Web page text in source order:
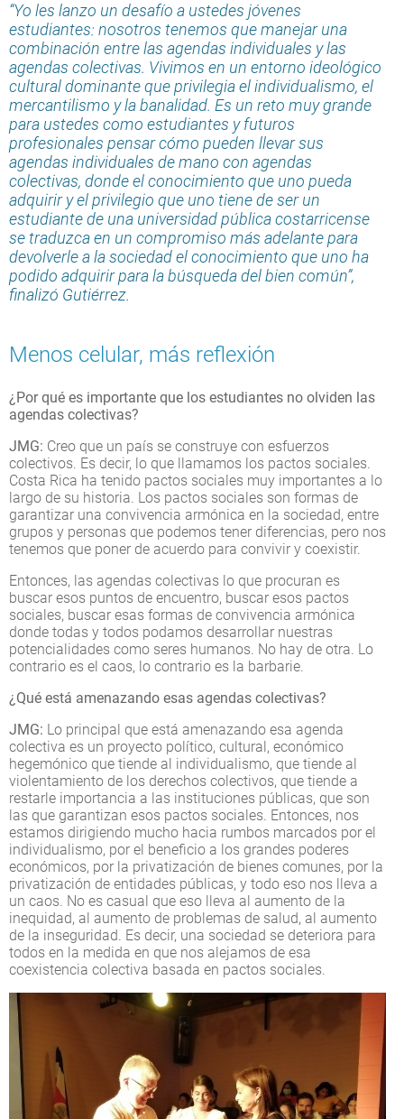
“Yo les lanzo un desafío a ustedes jóvenes
estudiantes: nosotros tenemos que manejar una
combinación entre las agendas individuales y las
agendas colectivas. Vivimos en un entorno ideológico
cultural dominante que privilegia el individualismo, el
mercantilismo y la banalidad. Es un reto muy grande
para ustedes como estudiantes y futuros
profesionales pensar cómo pueden llevar sus
agendas individuales de mano con agendas
colectivas, donde el conocimiento que uno pueda
adquirir y el privilegio que uno tiene de ser un
estudiante de una universidad pública costarricense
se traduzca en un compromiso más adelante para
devolverle a la sociedad el conocimiento que uno ha
podido adquirir para la búsqueda del bien común”,
finalizó Gutiérrez.
Menos celular, más reflexión
¿Por qué es importante que los estudiantes no olviden las
agendas colectivas?
JMG: Creo que un país se construye con esfuerzos
colectivos. Es decir, lo que llamamos los pactos sociales.
Costa Rica ha tenido pactos sociales muy importantes a lo
largo de su historia. Los pactos sociales son formas de
garantizar una convivencia armónica en la sociedad, entre
grupos y personas que podemos tener diferencias, pero nos
tenemos que poner de acuerdo para convivir y coexistir.
Entonces, las agendas colectivas lo que procuran es
buscar esos puntos de encuentro, buscar esos pactos
sociales, buscar esas formas de convivencia armónica
donde todas y todos podamos desarrollar nuestras
potencialidades como seres humanos. No hay de otra. Lo
contrario es el caos, lo contrario es la barbarie.
¿Qué está amenazando esas agendas colectivas?
JMG: Lo principal que está amenazando esa agenda
colectiva es un proyecto político, cultural, económico
hegemónico que tiende al individualismo, que tiende al
violentamiento de los derechos colectivos, que tiende a
restarle importancia a las instituciones públicas, que son
las que garantizan esos pactos sociales. Entonces, nos
estamos dirigiendo mucho hacia rumbos marcados por el
individualismo, por el beneficio a los grandes poderes
económicos, por la privatización de bienes comunes, por la
privatización de entidades públicas, y todo eso nos lleva a
un caos. No es casual que eso lleva al aumento de la
inequidad, al aumento de problemas de salud, al aumento
de la inseguridad. Es decir, una sociedad se deteriora para
todos en la medida en que nos alejamos de esa
coexistencia colectiva basada en pactos sociales.